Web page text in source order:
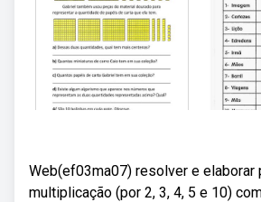
Web(ef03ma07) resolver e elaborar
multiplicação (por 2, 3, 4, 5 e 10)